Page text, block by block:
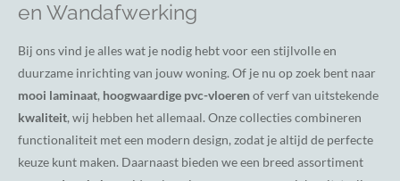
en Wandafwerking
Bij ons vind je alles wat je nodig hebt voor een stijlvolle en
duurzame inrichting van jouw woning. Of je nu op zoek bent naar
mooi laminaat, hoogwaardige pvc-vloerenof verf van uitstekende
kwaliteit, wij hebben het allemaal. Onze collecties combineren
functionaliteit met een modern design, zodat je altijd de perfecte
keuze kunt maken. Daarnaast bieden we een breed assortiment